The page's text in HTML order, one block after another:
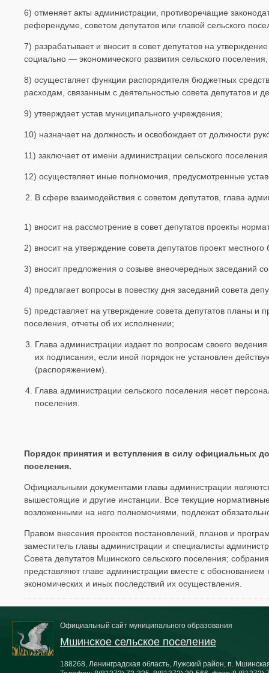
6) отменяет акты администрации, противоречащие
референдуме, советом депутатов или главой сельского
7) разрабатывает и вносит в совет депутатов на
социально — экономического развития сельского
8) осуществляет функции распорядителя бюджетных
расходам, связанным с деятельностью совета депутатов и
9) утверждает устав муниципального учреждения;
10) назначает на должность и освобождает от должности
11) заключает от имени администрации сельского
12) осуществляет иные полномочия, предусмотренные
В сфере взаимодействия с советом депутатов, глава
1) вносит на рассмотрение в совет депутатов проекты
2) вносит на утверждение совета депутатов проект
3) вносит предложения о созыве внеочередных заседаний
4) предлагает вопросы в повестку дня заседаний совета
5) представляет на утверждение совета депутатов планы и
поселения, отчеты об их исполнении;
Глава администрации издает по вопросам своего
их подписания, если иной порядок не установлен
(распоряжением).
Глава администрации сельского поселения несет
поселения.
Порядок принятия и вступления в силу официальных
поселения.
Официальными документами главы администрации
вышестоящие и другие инстанции. Все текущие
возложенными на него полномочиями, подлежат
Правом внесения проектов постановлений, планов и
заместитель главы администрации и специалисты
Совета депутатов Мшинского сельского поселения;
представляют главе администрации вместе с
экономических и иных последствий их осуществления.
Официальный сайт муниципального образования
Мшинское сельское поселение
188268, Ленинградская область, Лужский район, п.